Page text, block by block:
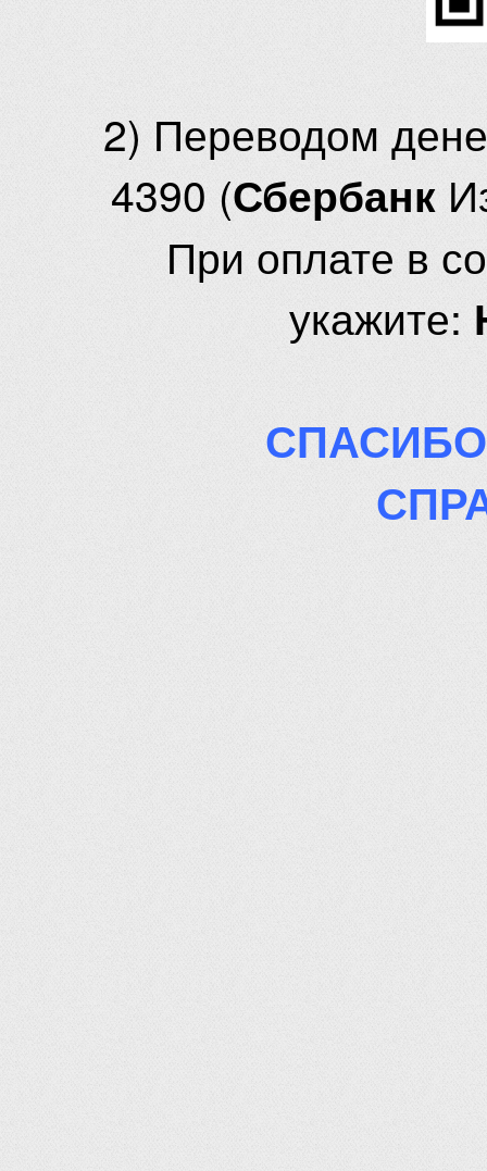
2) Переводом
4390 (Сбербанк
При оплате в
укажите: